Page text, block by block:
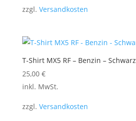
auf
gewählt
werden
weist
Varianten
Optionen
können
auf
zzgl. Versandkosten
T-Shirt MX5 RF – Benzin – Schwarz
25,00 €
Dieses
weist
inkl. MwSt.
zzgl. Versandkosten